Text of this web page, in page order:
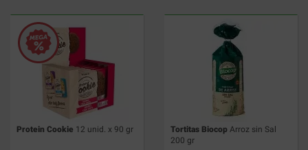
Protein Cookie 12 unid. x 90 gr Tortitas Biocop Arroz sin Sal
200 gr